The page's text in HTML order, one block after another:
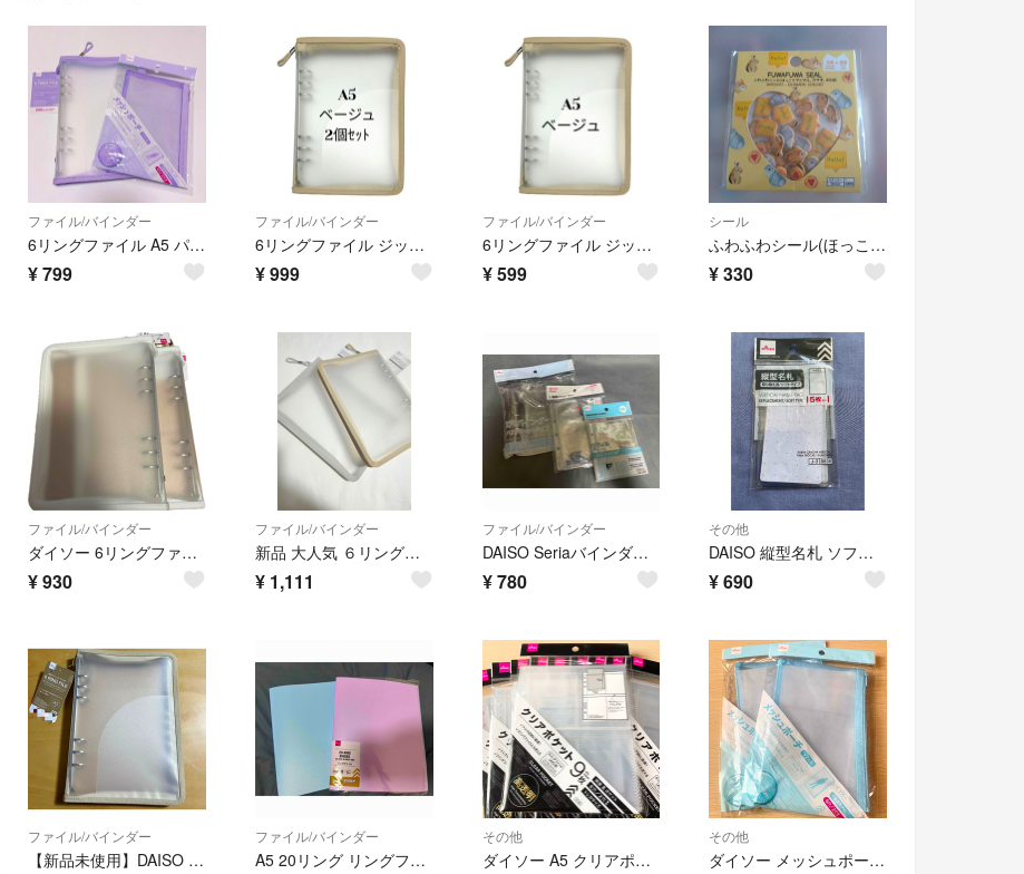
ファイル/バインダー
6リングファイル A5 パープル メッシュポーチリフィル ★2点セット★
¥799
ファイル/バインダー
6リングファイル ジッパー付き ベージュ 2個ｾｯﾄ
¥999
ファイル/バインダー
6リングファイル ジッパー付き ベージュ
¥599
シール
ふわふわシール(ほっこりアニマル、ウサギ、40個)
¥330
ファイル/バインダー
ダイソー 6リングファスナーケース 2個セット(ホワイト)
¥930
ファイル/バインダー
新品 大人気 ６リングファイル ベージュ グレー ２点セット シール帳
¥ 1,111
ファイル/バインダー
DAISO Seriaバインダーレフィルセット B7
¥780
その他
DAISO 縦型名札 ソフトタイプ 5枚入 取り替え用
¥690
ファイル/バインダー
【新品未使用】DAISO 6リングファイル A5 ジッパー付 ベージュ
ファイル/バインダー
A5 20リング リングファイル 2個セット
その他
ダイソー A5 クリアポケット 10点セット
その他
ダイソー メッシュポーチ リフィル A5 ブルー 2点セット